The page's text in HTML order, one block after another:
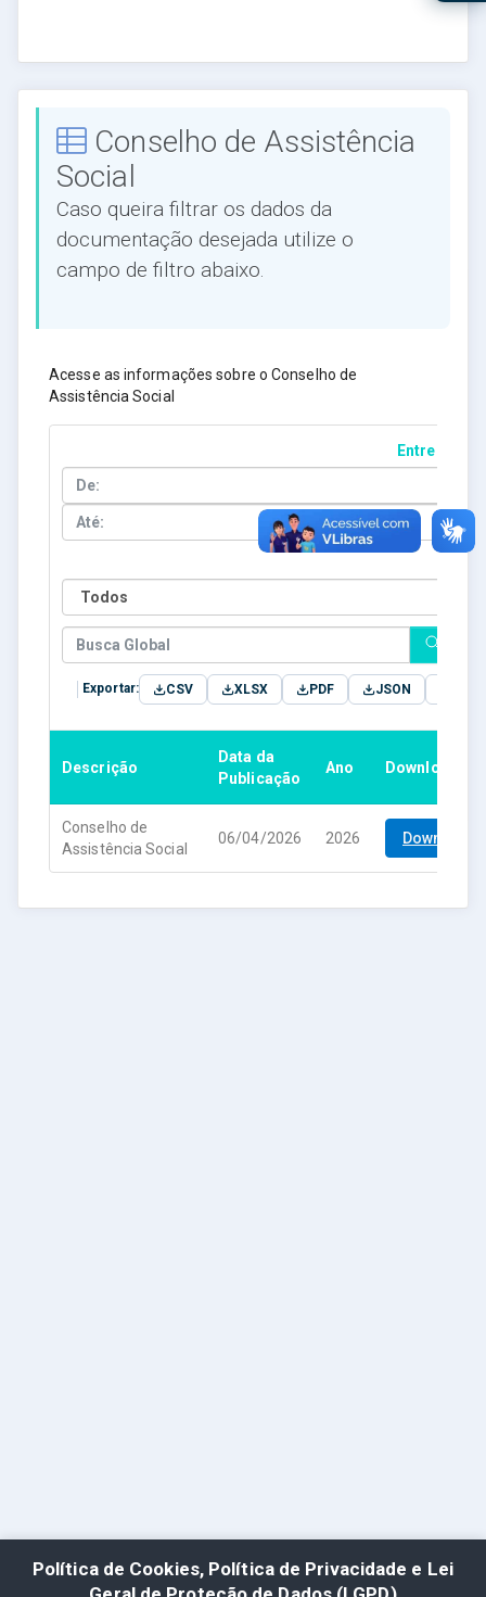
Conselho de Assistência
Social
Caso queira filtrar os dados da
documentação desejada utilize o
campo de filtro abaixo.
Acesse as informações sobre o Conselho de
Assistência Social
Entre Datas
Exportar: CSV XLSX PDF JSON
Descrição
Data da
Publicação
Ano Download
Conselho de
Assistência Social
06/04/2026 2026 Download
Política de Cookies, Política de Privacidade e Lei